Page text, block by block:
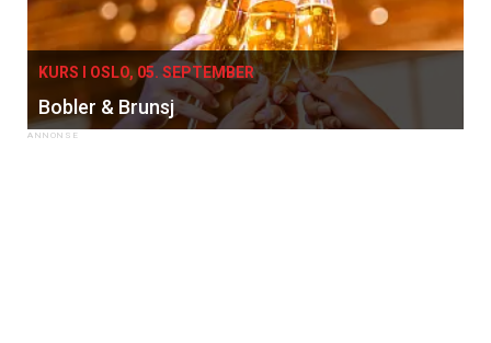
KURS I OSLO, 05. SEPTEMBER
Bobler & Brunsj